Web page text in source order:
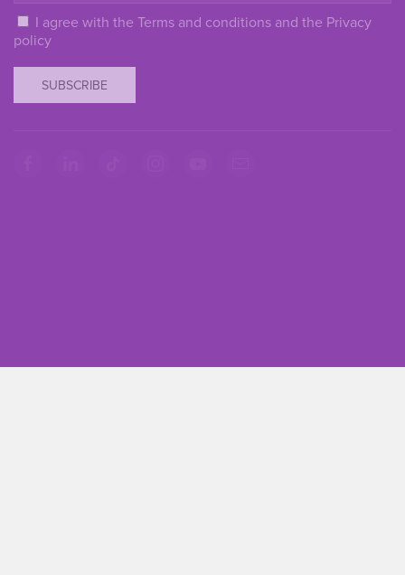
I agree with the Terms and conditions and the Privacy
policy
SUBSCRIBE